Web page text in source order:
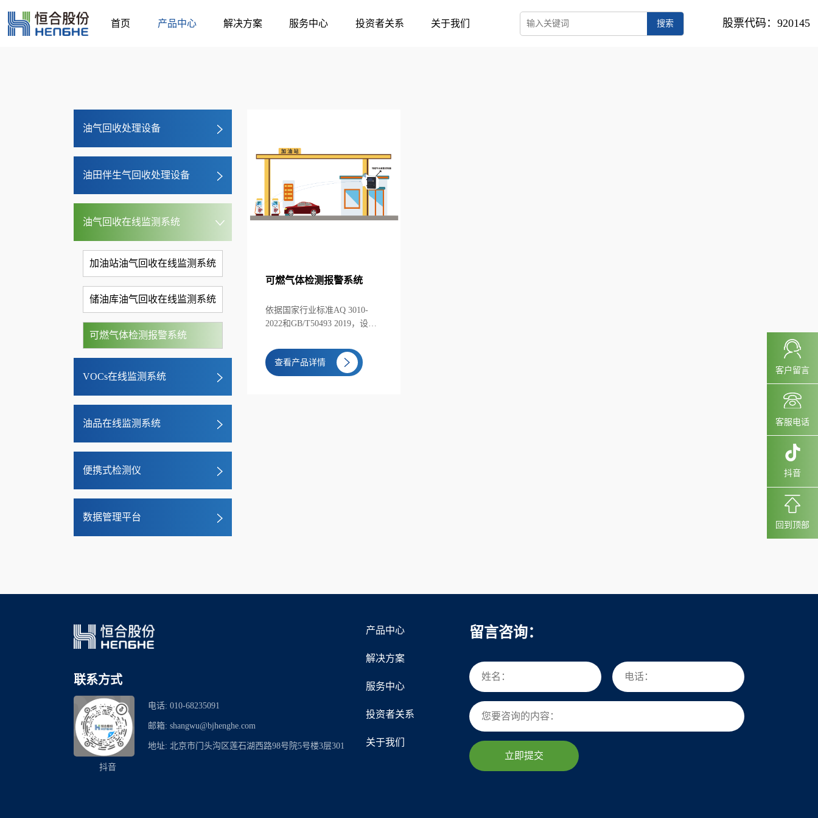
首页 产品中心 解决方案 服务中心 投资者关系 关于我们 搜索 股票代码：920145
油气回收处理设备
油田伴生气回收处理设备
油气回收在线监测系统
加油站油气回收在线监测系统
储油库油气回收在线监测系统
可燃气体检测报警系统
VOCs在线监测系统
油品在线监测系统
便携式检测仪
数据管理平台
可燃气体检测报警系统
依据国家行业标准AQ 3010-
2022和GB/T50493 2019，设计
警系统，为加油站手机安全支
付的实施提 供了安全保障。加
油站可燃气体检测报警系统分
查看产品详情
联系方式
抖音
电话: 010-68235091
邮箱: shangwu@bjhenghe.com
地址: 北京市门头沟区莲石湖西路98号院5号楼3层301
产品中心
解决方案
服务中心
投资者关系
关于我们
留言咨询：
立即提交
客户留言
客服电话
抖音
回到顶部